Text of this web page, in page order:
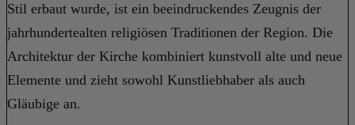
Stil erbaut wurde, ist ein beeindruckendes Zeugnis der
jahrhundertealten religiösen Traditionen der Region. Die
Architektur der Kirche kombiniert kunstvoll alte und neue
Elemente und zieht sowohl Kunstliebhaber als auch
Gläubige an.